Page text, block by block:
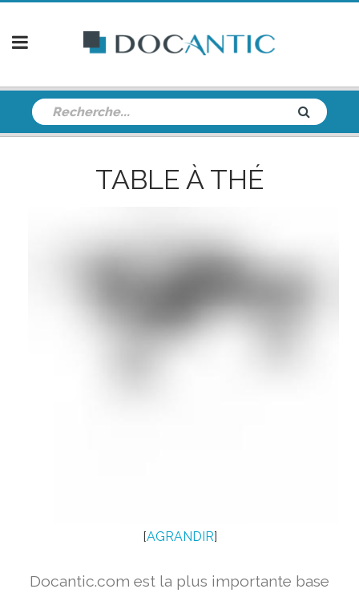
TABLE À THÉ
[AGRANDIR]
Docantic.com est la plus importante base